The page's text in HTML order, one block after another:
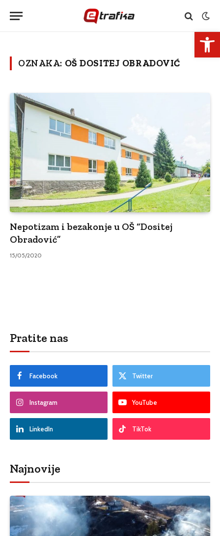
OZNAKA: OŠ DOSITEJ OBRADOVIĆ
Nepotizam i bezakonje u OŠ “Dositej
Obradović”
15/05/2020
Pratite nas
Facebook Twitter
Instagram YouTube
LinkedIn TikTok
Najnovije